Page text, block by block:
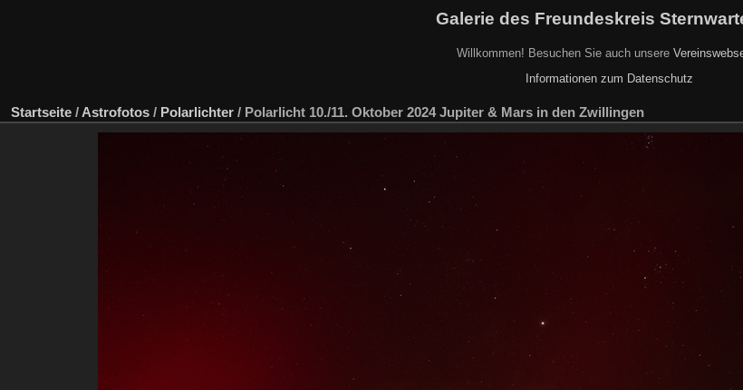
Galerie des Freundeskreis
Willkommen! Besuchen Sie auch unsere
Informationen zum Datenschutz
Startseite / Astrofotos / Polarlichter / Polarlicht 10./11. Oktober 2024 Jupiter & Mars in den Zwillingen